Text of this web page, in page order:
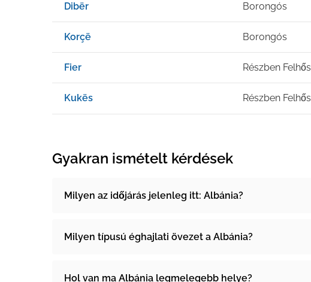
Dibër Borongós
Korçë Borongós
Fier Részben Felhős
Kukës Részben Felhős
Gyakran ismételt kérdések
Milyen az időjárás jelenleg itt: Albánia?
Milyen típusú éghajlati övezet a Albánia?
Hol van ma Albánia legmelegebb helye?